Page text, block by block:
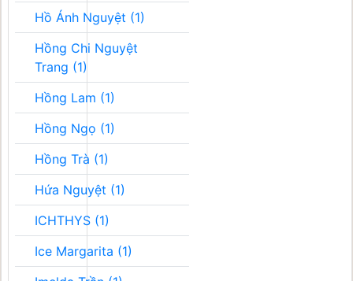
Hồ Ánh Nguyệt (1)
Hồng Chi Nguyệt
Trang (1)
Hồng Lam (1)
Hồng Ngọ (1)
Hồng Trà (1)
Hứa Nguyệt (1)
ICHTHYS (1)
Ice Margarita (1)